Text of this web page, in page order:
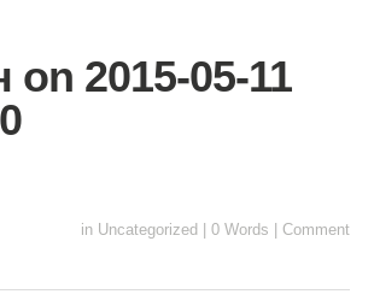
on 2015-05-11
in Uncategorized 0 Words Comment